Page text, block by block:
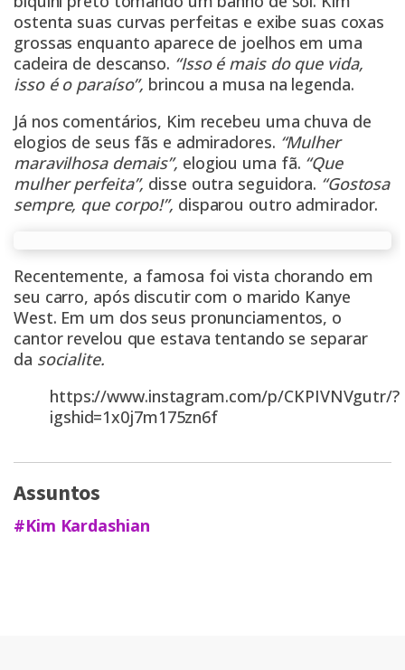
ostenta suas curvas perfeitas e exibe suas coxas
grossas enquanto aparece de joelhos em uma
cadeira de descanso. “Isso é mais do que vida,
isso é o paraíso”, brincou a musa na legenda.
Já nos comentários, Kim recebeu uma chuva de
elogios de seus fãs e admiradores. “Mulher
maravilhosa demais”, elogiou uma fã. “Que
mulher perfeita”, disse outra seguidora. “Gostosa
sempre, que corpo!”, disparou outro admirador.
Recentemente, a famosa foi vista chorando em
seu carro, após discutir com o marido Kanye
West. Em um dos seus pronunciamentos, o
cantor revelou que estava tentando se separar
da socialite.
https://www.instagram.com/p/CKPIVNVgutr/?
igshid=1x0j7m175zn6f
Assuntos
#Kim Kardashian